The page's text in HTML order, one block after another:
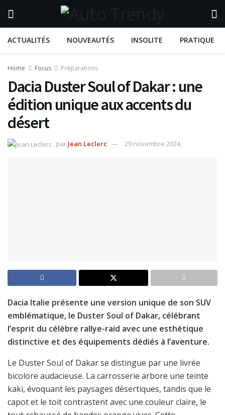
ACTUALITÉS NOUVEAUTÉS INSOLITE PRATIQUE
Home Focus Préparations
Dacia Duster Soul of Dakar : une
édition unique aux accents du
désert
par Jean Leclerc 29 novembre 2024
Dacia Italie présente une version unique de son SUV
emblématique, le Duster Soul of Dakar, célébrant
l’esprit du célèbre rallye-raid avec une esthétique
distinctive et des équipements dédiés à l’aventure.
Le Duster Soul of Dakar se distingue par une livrée
bicolore audacieuse. La carrosserie arbore une teinte
kaki, évoquant les paysages désertiques, tandis que le
capot et le toit contrastent avec une couleur claire, le